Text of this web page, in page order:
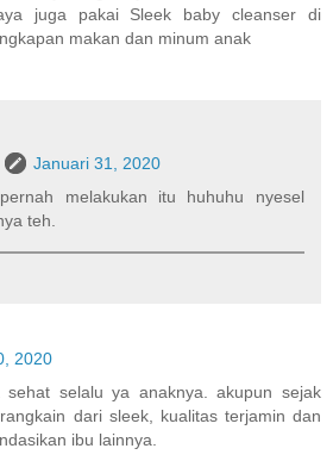
juga pakai Sleek baby cleanser di
makan dan minum anak
Januari 31, 2020
melakukan itu huhuhu nyesel
teh.
2020
sehat selalu ya anaknya. akupun sejak
dari sleek, kualitas terjamin dan
ibu lainnya.